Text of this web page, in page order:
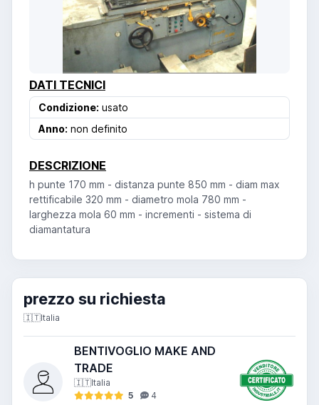
DATI TECNICI
Condizione: usato
Anno: non definito
DESCRIZIONE
h punte 170 mm - distanza punte 850 mm - diam max
rettificabile 320 mm - diametro mola 780 mm -
larghezza mola 60 mm - incrementi - sistema di
diamantatura
prezzo su richiesta
🇮🇹Italia
BENTIVOGLIO MAKE AND
TRADE
🇮🇹Italia
5
4